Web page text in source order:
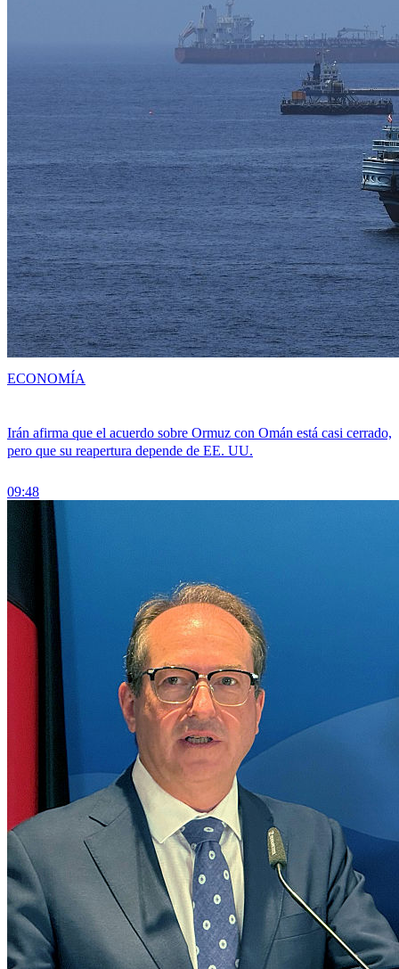
Irán afirma que el acuerdo sobre Ormuz con Omán está casi cerrado,
pero que su reapertura depende de EE. UU.
09:48
ECONOMÍA